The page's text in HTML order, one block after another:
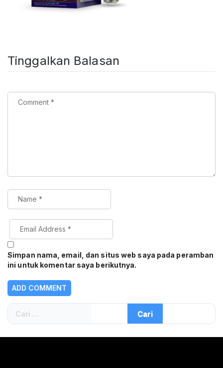
Tinggalkan Balasan
Simpan nama, email, dan situs web saya pada peramban
ini untuk komentar saya berikutnya.
Cari
untuk: